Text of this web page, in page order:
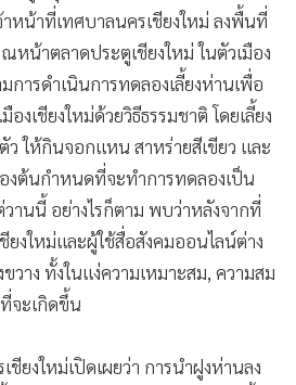
หน้าที่เทศบาลนครเชียงใหม่ ลงพื้นที่
ณหน้าตลาดประตูเชียงใหม่ ในตัวเมือง
การดำเนินการทดลองเลี้ยงห่านเพื่อ
เชียงใหม่ด้วยวิธีธรรมชาติ โดยเลี้ยง
ให้กินจอกแหน สาหร่ายสีเขียว และ
ต้นกำหนดที่จะทำการทดลองเป็น
วานนี้ อย่างไรก็ตาม พบว่าหลังจากที่
ยงใหม่และผู้ใช้สื่อสังคมออนไลน์ต่าง
วาง ทั้งในแง่ความเหมาะสม, ความสม
จะเกิดขึ้น
ยงใหม่เปิดเผยว่า การนำฝูงห่านลง